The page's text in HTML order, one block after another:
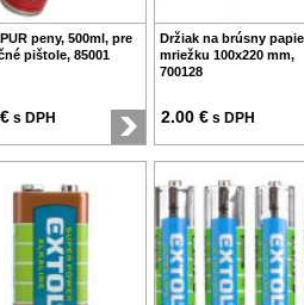
peny, 500ml, pre
pištole, 85001
s DPH
Držiak na brúsny
mriežku 100x220 mm,
700128
2.00 € s DPH